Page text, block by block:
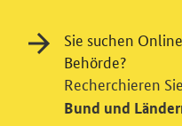
Einwilligung in
Videodienst
Sie suchen
Behörde?
Recherchieren
Bund und